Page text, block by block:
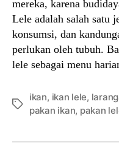
mereka, karena
Lele adalah salah satu
konsumsi, dan
perlukan oleh tubuh.
lele sebagai menu
Tags
ikan, ikan lele,
pakan ikan, pakan